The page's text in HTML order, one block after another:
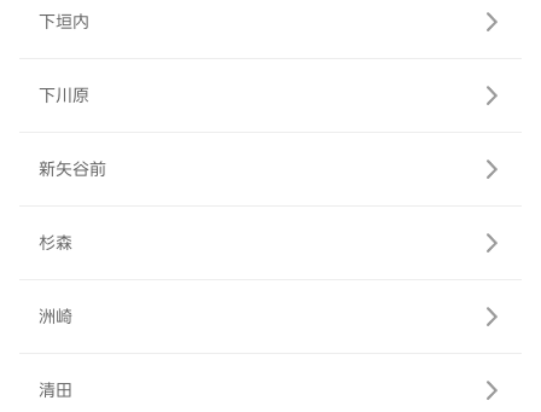
下垣内
下川原
新矢谷前
杉森
洲崎
清田